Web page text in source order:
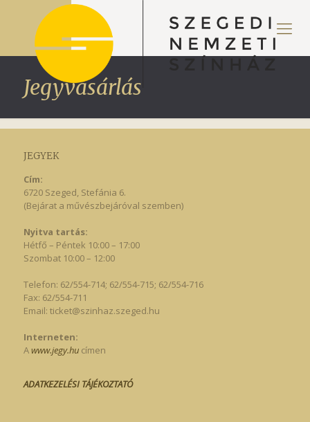
Jegyvásárlás
JEGYEK
Cím:
6720 Szeged, Stefánia 6.
(Bejárat a művészbejáróval szemben)
Nyitva tartás:
Hétfő – Péntek 10:00 – 17:00
Szombat 10:00 – 12:00
Telefon: 62/554-714; 62/554-715; 62/554-716
Fax: 62/554-711
Email: ticket@szinhaz.szeged.hu
Interneten:
Awww.jegy.hucímen
ADATKEZELÉSI TÁJÉKOZTATÓ